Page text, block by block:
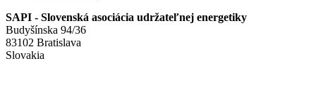
SAPI - Slovenská asociácia udržateľnej energetiky
Budyšínska 94/36
83102 Bratislava
Slovakia